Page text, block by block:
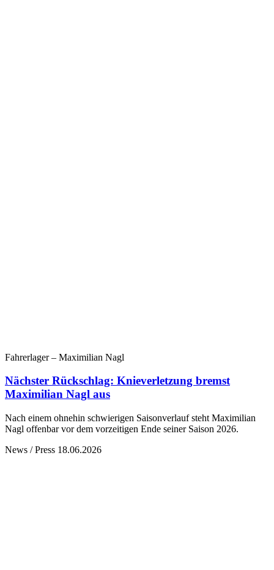
Fahrerlager – Maximilian Nagl
Nächster Rückschlag: Knieverletzung bremst
Maximilian Nagl aus
Nach einem ohnehin schwierigen Saisonverlauf steht Maximilian
Nagl offenbar vor dem vorzeitigen Ende seiner Saison 2026.
News / Press 18.06.2026